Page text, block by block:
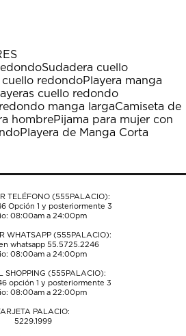
Sudadera cuello
cuello redondoPlayera manga
cuello redondo
manga largaCamiseta de
hombrePijama para mujer con
Playera de Manga Corta
TELÉFONO (555PALACIO):
Opción 1 y posteriormente 3
08:00am a 24:00pm
WHATSAPP (555PALACIO):
whatsapp 55.5725.2246
08:00am a 24:00pm
SHOPPING (555PALACIO):
opción 1 y posteriormente 3
08:00am a 22:00pm
PALACIO:
5229.1999